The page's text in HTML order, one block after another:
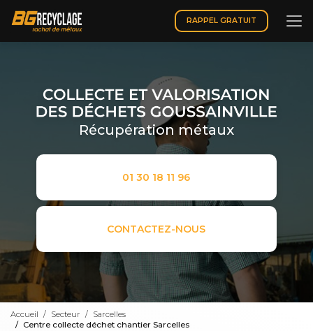
contenu
principal
RAPPEL GRATUIT
Récupération métaux
01 30 18 11 96
CONTACTEZ-NOUS
Accueil Secteur
Sarcelles
Centre collecte déchet chantier Sarcelles